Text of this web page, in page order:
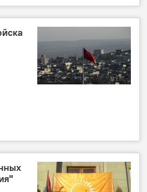
1988 года